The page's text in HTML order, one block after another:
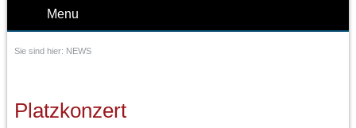
Menu
Sie sind hier: NEWS
Platzkonzert